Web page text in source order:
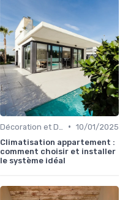
• 10/01/2025
Climatisation appartement :
comment choisir et installer
le système idéal